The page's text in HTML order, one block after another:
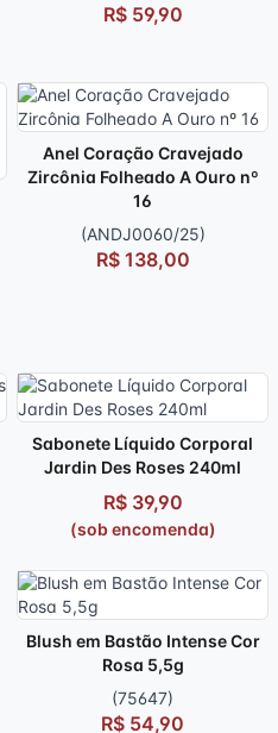
R$ 59,90
Anel Coração Cravejado
Zircônia Folheado A Ouro nº
16
(ANDJ0060/25)
R$ 138,00
Sabonete Líquido Corporal
Jardin Des Roses 240ml
R$ 39,90
(sob encomenda)
Blush em Bastão Intense Cor
Rosa 5,5g
(75647)
R$ 54,90